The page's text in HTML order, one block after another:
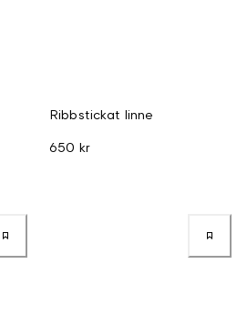
Ribbstickat linne
650 kr